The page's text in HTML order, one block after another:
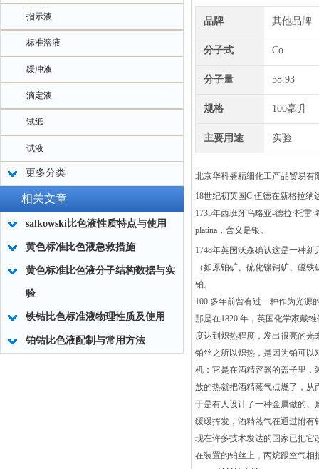
指示液
标准溶液
缓冲液
滴定液
试纸
试液
更多分类
相关文章
salkowski比色液性质特点与使用
黄色标准比色液急救措施
黄色标准比色液分子结构数据与实
验
铁钴比色标准液物理性质及使用
铂钴比色液配制与常用方法
品牌 其他品牌
分子式 Co
分子量 58.93
规格 100毫升
主要用途 实验
北京华科盛精细化工产品贸易有
18世纪初英国C.伍德在新格拉
1735年西班牙乌略亚-德拉·托雷
platina，含义是银。
1748年英国沃森确认这是一种新
（如原铂矿、硫化镍铜矿、磁
铂。
100 多年前曾有过一种作为光源
那是在1820 年，英国化学家戴
度达到炽热程度，发出很亮的
铂丝之所以炽热，是因为铂可以
机：它是在酒精容器的盖子里，
放的热就把酒精蒸气点燃了，从
于是有人设计了一种金属做的、
缓缓挥发，酒精蒸气在通过附有
现在许多技术发达的国家已把它
在装置的铂丝上，丙烷跟空气相